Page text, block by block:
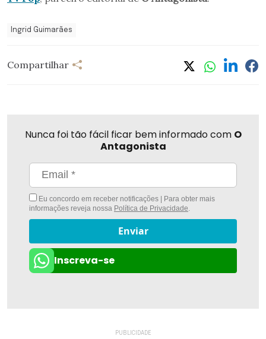
Ingrid Guimarães
Compartilhar
Nunca foi tão fácil ficar bem informado com O
Antagonista
Eu concordo em receber notificações | Para obter mais
informações reveja nossa Política de Privacidade.
Enviar
Inscreva-se